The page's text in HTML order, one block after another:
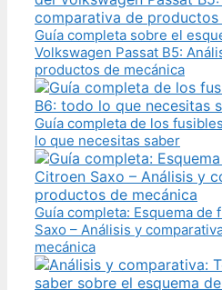
Guía completa sobre el
Volkswagen Passat B5:
productos de mecánica
Guía completa de los
lo que necesitas saber
Guía completa: Esquema de
Saxo – Análisis y
mecánica